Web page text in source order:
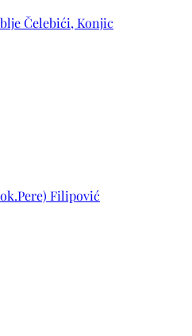
Čelebići, Konjic
Filipović